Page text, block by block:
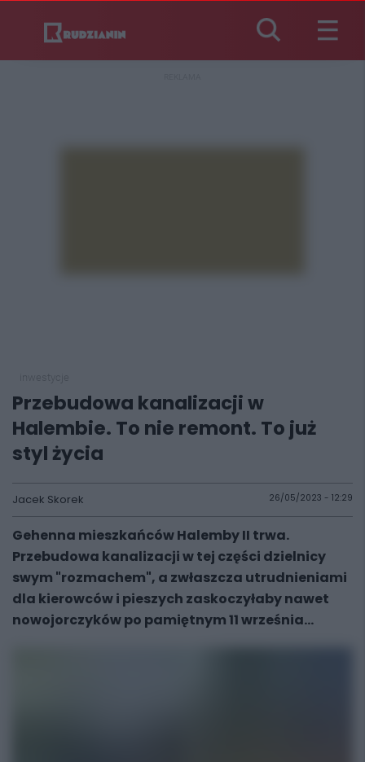
Przebudowa kanalizacji w
Halembie. To nie remont. To już
styl życia
Jacek Skorek 26/05/2023 - 12:29
Gehenna mieszkańców Halemby II trwa.
Przebudowa kanalizacji w tej części dzielnicy
swym "rozmachem", a zwłaszcza utrudnieniami
dla kierowców i pieszych zaskoczyłaby nawet
nowojorczyków po pamiętnym 11 września...